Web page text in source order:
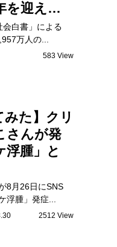
を迎え…
会白書」による
万人の...
583 View
みた】クリ
さんが発
浮腫」と
8月26日にSNS
浮腫」発症...
2512 View